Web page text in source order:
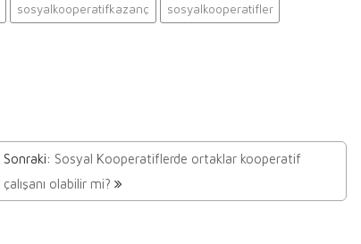
sosyalkooperatifkazanç sosyalkooperatifler
Sonraki: Sosyal Kooperatiflerde ortaklar kooperatif
çalışanı olabilir mi?